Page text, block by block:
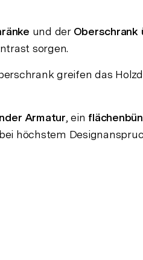
und der Oberschrank
sorgen.
greifen das
Armatur, ein
höchstem